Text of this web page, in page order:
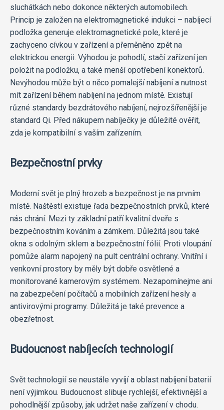
sluchátkách nebo dokonce některých automobilech.
Princip je založen na elektromagnetické indukci – nabíjecí
podložka generuje elektromagnetické pole, které je
zachyceno cívkou v zařízení a přeměněno zpět na
elektrickou energii. Výhodou je pohodlí, stačí zařízení jen
položit na podložku, a také menší opotřebení konektorů.
Nevýhodou může být o něco pomalejší nabíjení a nutnost
mít zařízení během nabíjení na jednom místě. Existují
různé standardy bezdrátového nabíjení, nejrozšířenější je
standard Qi. Před nákupem nabíječky je důležité ověřit,
zda je kompatibilní s vaším zařízením.
Bezpečnostní prvky
Moderní svět je plný hrozeb a bezpečnost je na prvním
místě. Naštěstí existuje řada bezpečnostních prvků, které
nás chrání. Mezi ty základní patří kvalitní dveře s
bezpečnostním kováním a zámkem. Důležitá jsou také
okna s odolným sklem a bezpečnostní fólií. Proti vloupání
pomůže alarm napojený na pult centrální ochrany. Vnitřní i
venkovní prostory by měly být dobře osvětlené a
monitorované kamerovým systémem. Nezapomínejme ani
na zabezpečení počítačů a mobilních zařízení hesly a
antivirovými programy. Důležitá je také prevence a
obezřetnost.
Budoucnost nabíjecích technologií
Svět technologií se neustále vyvíjí a oblast nabíjení baterií
není výjimkou. Budoucnost slibuje rychlejší, efektivnější a
pohodlnější způsoby, jak udržet naše zařízení v chodu.